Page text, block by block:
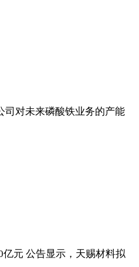
司对未来磷酸铁业务的产能
元 公告显示，天赐材料拟